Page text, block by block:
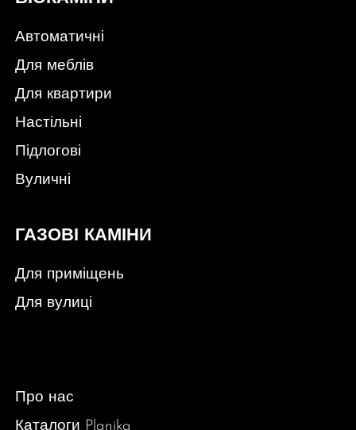
Автоматичні
Для меблів
Для квартири
Настільні
Підлогові
Вуличні
ГАЗОВІ КАМІНИ
Для приміщень
Для вулиці
Про нас
Каталоги Planika